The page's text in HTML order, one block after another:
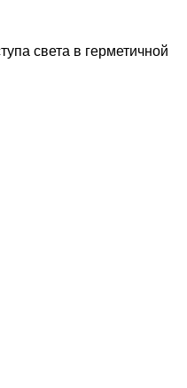
света в герметичной